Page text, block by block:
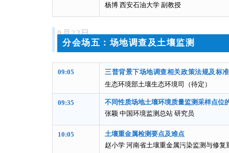
杨博 西安石油大学 副教授
9月23日
分会场五：场地调查及土壤监测
09:05
三普背景下场地调查相关政策法规及标
生态环境部土壤生态环境司（待定）
09:35
不同性质场地土壤环境质量监测采样点位
张颖 中国环境监测总站 研究员
10:05
土壤重金属检测要点及难点
赵小学 河南省土壤重金属污染监测与修复